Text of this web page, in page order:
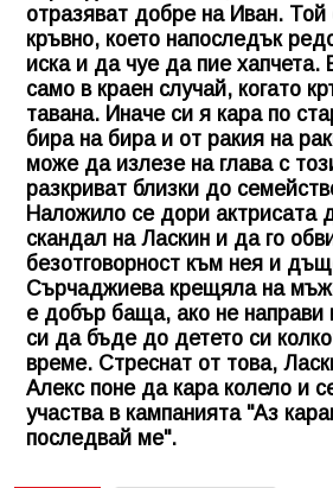
отразяват добре на Иван. Той
кръвно, което напоследък
иска и да чуе да пие хапчета.
само в краен случай, когато
тавана. Иначе си я кара по
бира на бира и от ракия на
може да излезе на глава с
разкриват близки до
Наложило се дори актрисата
скандал на Ласкин и да го
безотговорност към нея и
Сърчаджиева крещяла на
е добър баща, ако не направи
си да бъде до детето си
време. Стреснат от това,
Алекс поне да кара колело и
участва в кампанията "Аз
последвай ме".